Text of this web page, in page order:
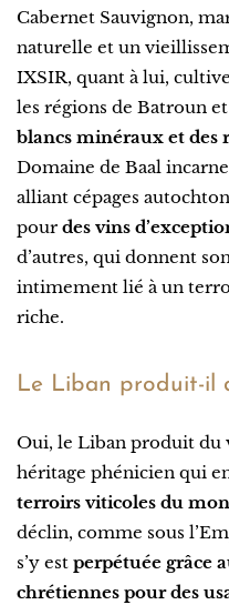
Cabernet Sauvignon,
naturelle et un
IXSIR, quant à lui,
les régions de Batroun et
blancs minéraux et des
Domaine de Baal
alliant cépages
pour des vins
d’autres, qui donnent
intimement lié à un
riche.
Le Liban produit-il
Oui, le Liban produit du
héritage phénicien qui
terroirs viticoles du
déclin, comme sous
s’y est perpétuée grâce
chrétiennes pour des